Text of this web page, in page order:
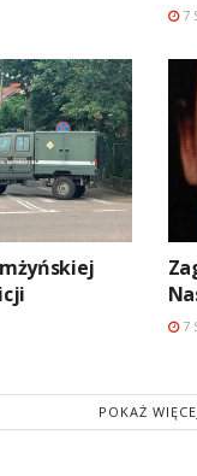
7
7
POKAŻ